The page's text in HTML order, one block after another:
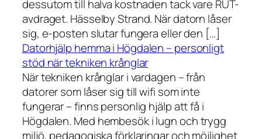
dessutom till halva kostnaden tack vare RUT-
avdraget. Hässelby Strand. När datorn låser
sig, e-posten slutar fungera eller den […]
Datorhjälp hemma i Högdalen – personligt
stöd när tekniken krånglar
När tekniken krånglar i vardagen – från
datorer som låser sig till wifi som inte
fungerar – finns personlig hjälp att få i
Högdalen. Med hembesök i lugn och trygg
miljö, pedagogiska förklaringar och möjlighet